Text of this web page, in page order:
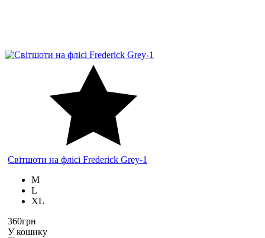
Світшоти на флісі Frederick Grey-1
M
L
XL
360грн
У кошику